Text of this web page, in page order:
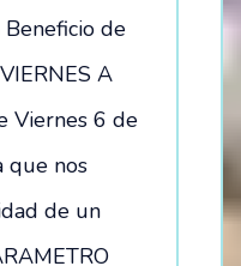
Beneficio de
A
Viernes 6 de
que nos
de un